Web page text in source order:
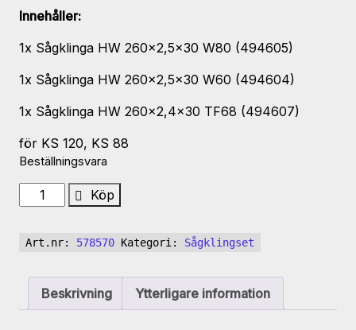
Innehåller:
1x Sågklinga HW 260×2,5×30 W80 (494605)
1x Sågklinga HW 260×2,5×30 W60 (494604)
1x Sågklinga HW 260×2,4×30 TF68 (494607)
för KS 120, KS 88
Beställningsvara
Sågklingset
KSB-
W/A
mängd
Köp
Art.nr: 578570 Kategori: Sågklingset
Beskrivning Ytterligare information